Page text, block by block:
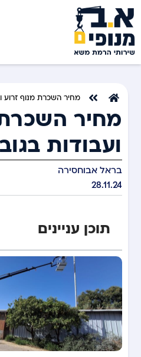
מחיר השכרת מנוף זרוע
מחיר
ועבודות בגובה
בראל אבוחסירה
28.11.24
תוכן עניינים